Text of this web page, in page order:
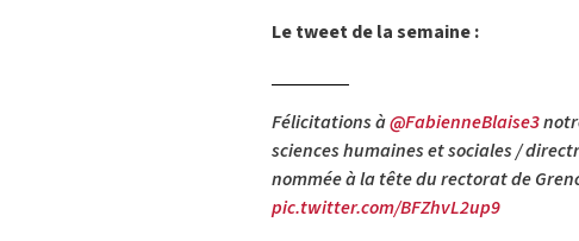
Le tweet de la semaine :
Félicitations à@FabienneBlaise3
sciences humaines et sociales /
nommée à la tête du rectorat de
pic.twitter.com/BFZhvL2up9